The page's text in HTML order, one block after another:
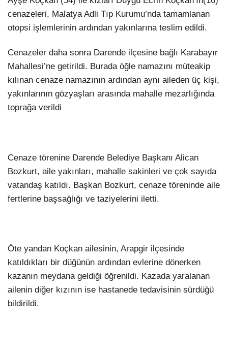
cenazeleri, Malatya Adli Tıp Kurumu’nda tamamlanan
otopsi işlemlerinin ardından yakınlarına teslim edildi.
Cenazeler daha sonra Darende ilçesine bağlı Karabayır
Mahallesi’ne getirildi. Burada öğle namazını müteakip
kılınan cenaze namazının ardından aynı aileden üç kişi,
yakınlarının gözyaşları arasında mahalle mezarlığında
toprağa verildi
Cenaze törenine Darende Belediye Başkanı Alican
Bozkurt, aile yakınları, mahalle sakinleri ve çok sayıda
vatandaş katıldı. Başkan Bozkurt, cenaze töreninde aile
fertlerine başsağlığı ve taziyelerini iletti.
Öte yandan Koçkan ailesinin, Arapgir ilçesinde
katıldıkları bir düğünün ardından evlerine dönerken
kazanın meydana geldiği öğrenildi. Kazada yaralanan
ailenin diğer kızının ise hastanede tedavisinin sürdüğü
bildirildi.